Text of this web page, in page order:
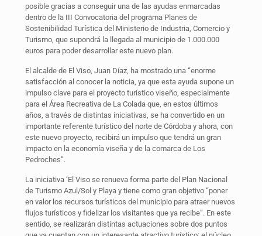
posible gracias a conseguir una de las ayudas enmarcadas
dentro de la III Convocatoria del programa Planes de
Sostenibilidad Turística del Ministerio de Industria, Comercio y
Turismo, que supondrá la llegada al municipio de 1.000.000
euros para poder desarrollar este nuevo plan.
El alcalde de El Viso, Juan Díaz, ha mostrado una “enorme
satisfacción al conocer la noticia, ya que esta ayuda supone un
impulso clave para el proyecto turístico viseño, especialmente
para el Área Recreativa de La Colada que, en estos últimos
años, a través de distintas iniciativas, se ha convertido en un
importante referente turístico del norte de Córdoba y ahora, con
este nuevo proyecto, recibirá un impulso que tendrá un gran
impacto en la economía viseña y de la comarca de Los
Pedroches”.
La iniciativa ‘El Viso se renueva forma parte del Plan Nacional
de Turismo Azul/Sol y Playa y tiene como gran objetivo “poner
en valor los recursos turísticos del municipio para atraer nuevos
flujos turísticos y fidelizar los visitantes que ya recibe”. En este
sentido, se realizarán distintas actuaciones sobre dos puntos